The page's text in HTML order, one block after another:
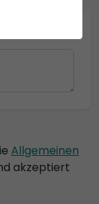
Allgemeinen
akzeptiert